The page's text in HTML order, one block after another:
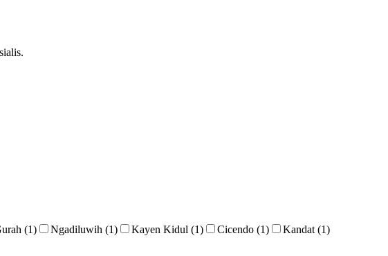
.
(1) Ngadiluwih (1) Kayen Kidul (1) Cicendo (1) Kandat (1)